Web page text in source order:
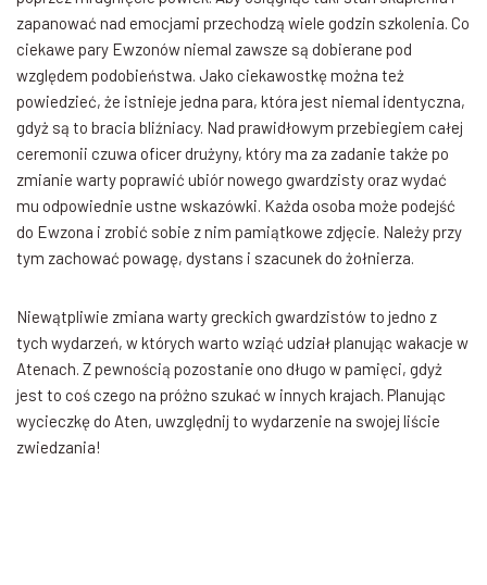
zapanować nad emocjami przechodzą wiele godzin szkolenia. Co
ciekawe pary Ewzonów niemal zawsze są dobierane pod
względem podobieństwa. Jako ciekawostkę można też
powiedzieć, że istnieje jedna para, która jest niemal identyczna,
gdyż są to bracia bliźniacy. Nad prawidłowym przebiegiem całej
ceremonii czuwa oficer drużyny, który ma za zadanie także po
zmianie warty poprawić ubiór nowego gwardzisty oraz wydać
mu odpowiednie ustne wskazówki. Każda osoba może podejść
do Ewzona i zrobić sobie z nim pamiątkowe zdjęcie. Należy przy
tym zachować powagę, dystans i szacunek do żołnierza.
Niewątpliwie zmiana warty greckich gwardzistów to jedno z
tych wydarzeń, w których warto wziąć udział planując wakacje w
Atenach. Z pewnością pozostanie ono długo w pamięci, gdyż
jest to coś czego na próżno szukać w innych krajach. Planując
wycieczkę do Aten, uwzględnij to wydarzenie na swojej liście
zwiedzania!